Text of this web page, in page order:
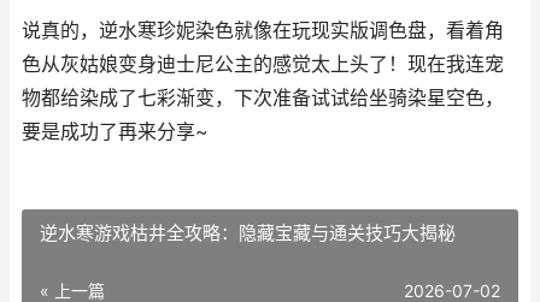
说真的，逆水寒珍妮染色就像在玩现实版调色盘，看着角
色从灰姑娘变身迪士尼公主的感觉太上头了！现在我连宠
物都给染成了七彩渐变，下次准备试试给坐骑染星空色，
要是成功了再来分享~
逆水寒游戏枯井全攻略：隐藏宝藏与通关技巧大揭秘
« 上一篇 2026-07-02